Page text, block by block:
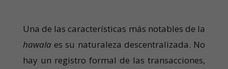
Una de las características más notables de la
hawala es su naturaleza descentralizada. No
hay un registro formal de las transacciones,